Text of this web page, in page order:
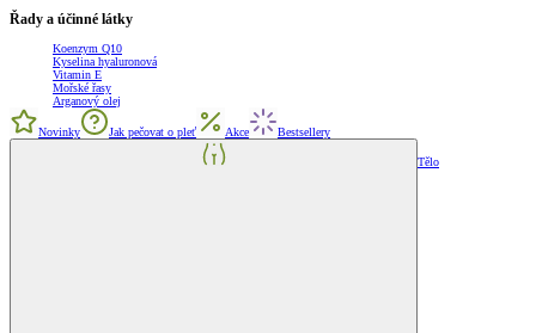
Řady a účinné látky
Koenzym Q10
Kyselina hyaluronová
Vitamin E
Mořské řasy
Arganový olej
Novinky Jak pečovat o pleť Akce Bestsellery
Tělo